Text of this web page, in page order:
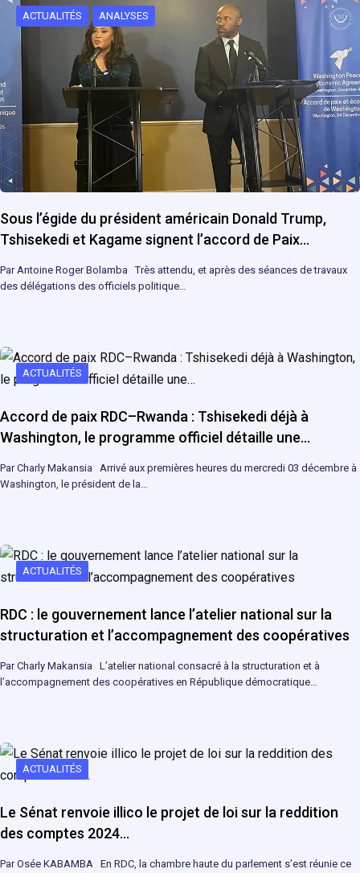
ACTUALITÉS ANALYSES
Sous l’égide du président américain Donald Trump,
Tshisekedi et Kagame signent l’accord de Paix…
Par Antoine Roger Bolamba Très attendu, et après des séances de travaux
des délégations des officiels politique…
ACTUALITÉS
Accord de paix RDC–Rwanda : Tshisekedi déjà à
Washington, le programme officiel détaille une…
Par Charly Makansia Arrivé aux premières heures du mercredi 03 décembre à
Washington, le président de la…
ACTUALITÉS
RDC : le gouvernement lance l’atelier national sur la
structuration et l’accompagnement des coopératives
Par Charly Makansia L’atelier national consacré à la structuration et à
l’accompagnement des coopératives en République démocratique…
ACTUALITÉS
Le Sénat renvoie illico le projet de loi sur la reddition
des comptes 2024…
Par Osée KABAMBA En RDC, la chambre haute du parlement s’est réunie ce